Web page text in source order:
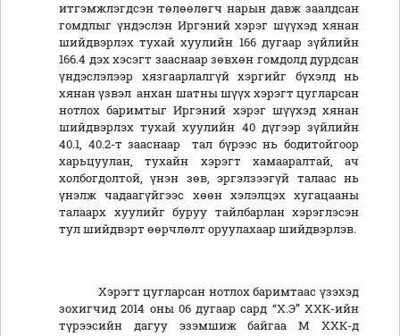
итгэмжлэгдсэн төлөөлөгч нарын давж заалдсан
гомдлыг үндэслэн Иргэний хэрэг шүүхэд хянан
шийдвэрлэх тухай хуулийн 166 дугаар зүйлийн
166.4 дэх хэсэгт зааснаар зөвхөн гомдолд дурдсан
үндэслэлээр хязгаарлалгүй хэргийг бүхэлд нь
хянан үзвэл анхан шатны шүүх хэрэгт цугларсан
нотлох баримтыг Иргэний хэрэг шүүхэд хянан
шийдвэрлэх тухай хуулийн 40 дүгээр зүйлийн
40.1, 40.2-т зааснаар тал бүрээс нь бодитойгоор
харьцуулан, тухайн хэрэгт хамааралтай, ач
холбогдолтой, үнэн зөв, эргэлзээгүй талаас нь
үнэлж чадаагүйгээс хөөн хэлэлцэх хугацааны
талаарх хуулийг буруу тайлбарлан хэрэглэсэн
тул шийдвэрт өөрчлөлт оруулахаар шийдвэрлэв.
Хэрэгт цугларсан нотлох баримтаас үзэхэд
зохигчид 2014 оны 06 дугаар сард “Х.Э” ХХК-ийн
түрээсийн дагуу эзэмшиж байгаа М ХХК-д